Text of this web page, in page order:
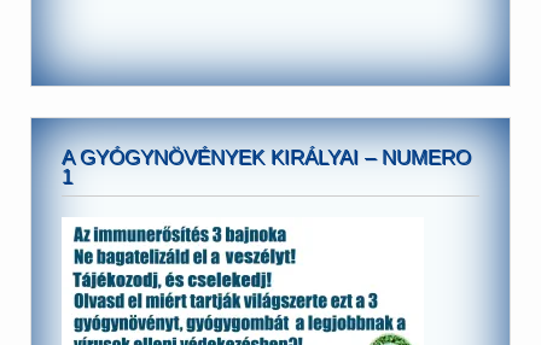
A GYÓGYNÖVÉNYEK KIRÁLYAI – NUMERO
1